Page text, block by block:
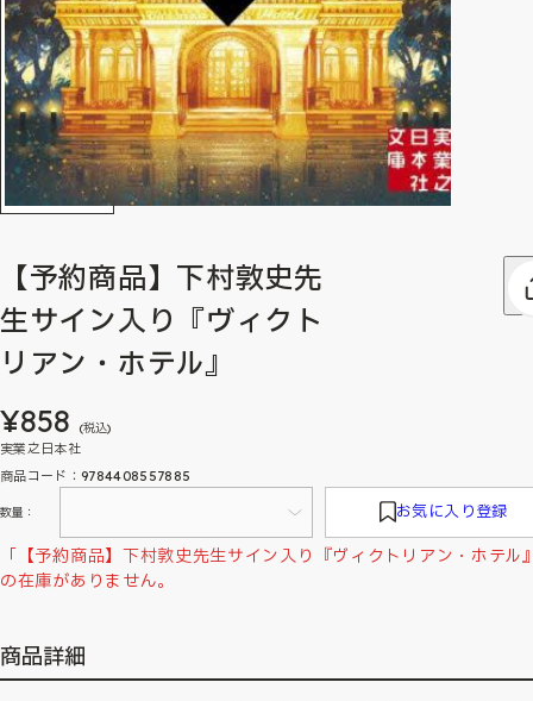
【予約商品】下村敦史先
生サイン入り『ヴィクト
リアン・ホテル』
¥858 (税込)
実業之日本社
商品コード：9784408557885
数量： お気に入り登録
「【予約商品】下村敦史先生サイン入り『ヴィクトリアン・ホテル
の在庫がありません。
商品詳細